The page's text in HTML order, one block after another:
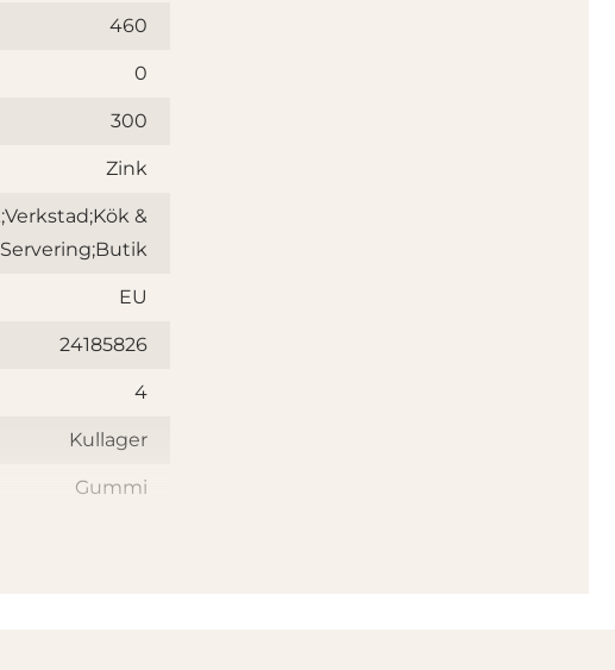
460
0
300
Zink
&
Servering;Butik
EU
24185826
4
Kullager
Gummi